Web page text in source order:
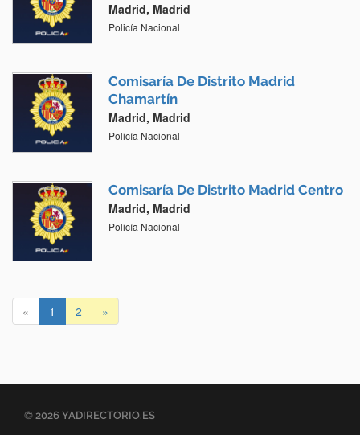
Madrid, Madrid
Policía Nacional
Comisaría De Distrito Madrid
Chamartín
Madrid, Madrid
Policía Nacional
Comisaría De Distrito Madrid Centro
Madrid, Madrid
Policía Nacional
« 1 2 »
© 2026 YADIRECTORIO.ES